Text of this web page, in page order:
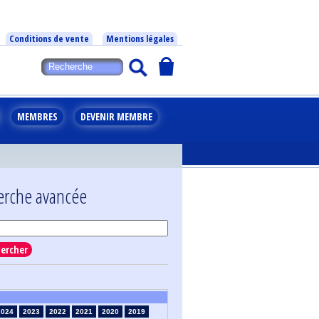
Conditions de vente Mentions légales
MEMBRES DEVENIR MEMBRE
avancée
2023 2022 2021 2020
2019